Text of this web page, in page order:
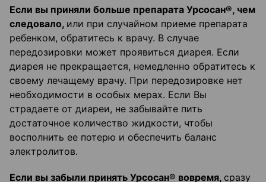
Если вы приняли больше препарата Урсосан®, чем
следовало, или при случайном приеме препарата
ребенком, обратитесь к врачу. В случае
передозировки может проявиться диарея. Если
диарея не прекращается, немедленно обратитесь к
своему лечащему врачу. При передозировке нет
необходимости в особых мерах. Если Вы
страдаете от диареи, не забывайте пить
достаточное количество жидкости, чтобы
восполнить ее потерю и обеспечить баланс
электролитов.
Если вы забыли принять Урсосан® вовремя, сразу